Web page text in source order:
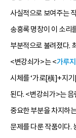
사실적으로 보여주는
송흥록 명창이 이 소리
부분적으로 불려졌다.
<변강쇠가>는 <가루
시체를 ‘가로[橫]+지
된다. <변강쇠가>는
중요한 부분을 차지하
문제를 다룬 작품이다.